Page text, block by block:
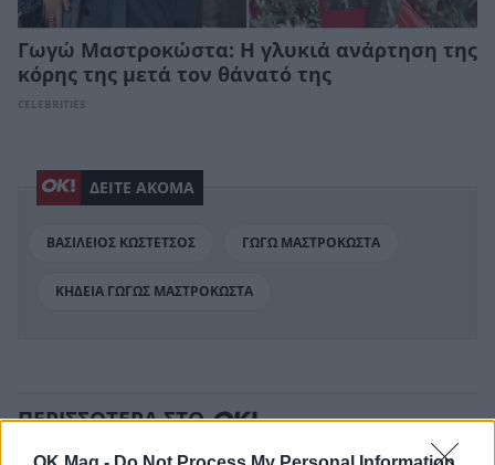
Γωγώ Μαστροκώστα: Η γλυκιά ανάρτηση της
κόρης της μετά τον θάνατό της
CELEBRITIES
ΔΕΙΤΕ ΑΚΟΜΑ
ΒΑΣΙΛΕΙΟΣ ΚΩΣΤΕΤΣΟΣ ΓΩΓΩ ΜΑΣΤΡΟΚΩΣΤΑ
ΚΗΔΕΙΑ ΓΩΓΩΣ ΜΑΣΤΡΟΚΩΣΤΑ
ΠΕΡΙΣΣΟΤΕΡΑ ΣΤΟ